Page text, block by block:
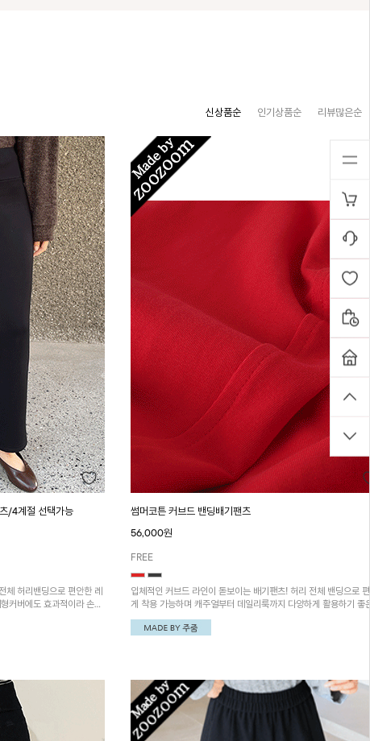
신상품순 인기상품순 리뷰많은순
/4계절 선택가능
체 허리밴딩으로 편안한 레
커버에도 효과적이라 손이
썸머코튼 커브드 밴딩배기팬츠
56,000원
FREE
입체적인 커브드 라인이 돋보이는 배기팬츠! 허리 전체 밴딩으로
게 착용 가능하며 캐주얼부터 데일리룩까지 다양하게 활용하기 좋
이템이에요~